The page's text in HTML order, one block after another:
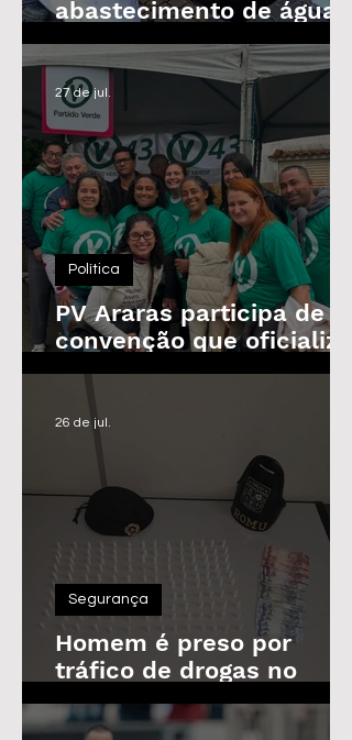
abastecimento de água
de imóveis inadimplentes
a partir de 3 de agosto
PV Araras participa de
convenção que oficializa
candidaturas da
Política
27 de jul.
Homem é preso por
tráfico de drogas no
Parque das Árvores, em
Araras
Segurança
26 de jul.